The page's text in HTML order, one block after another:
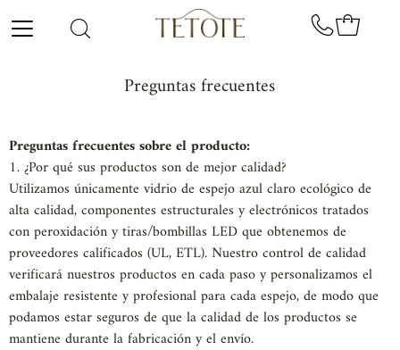
Ir directamente al contenido
Preguntas frecuentes
Preguntas frecuentes sobre el producto:
1. ¿Por qué sus productos son de mejor calidad?
Utilizamos únicamente vidrio de espejo azul claro ecológico de
alta calidad, componentes estructurales y electrónicos tratados
con peroxidación y tiras/bombillas LED que obtenemos de
proveedores calificados (UL, ETL). Nuestro control de calidad
verificará nuestros productos en cada paso y personalizamos el
embalaje resistente y profesional para cada espejo, de modo que
podamos estar seguros de que la calidad de los productos se
mantiene durante la fabricación y el envío.